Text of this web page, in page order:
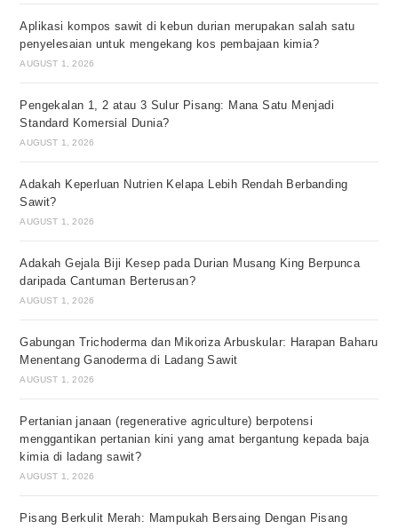
Aplikasi kompos sawit di kebun durian merupakan salah satu
penyelesaian untuk mengekang kos pembajaan kimia?
AUGUST 1, 2026
Pengekalan 1, 2 atau 3 Sulur Pisang: Mana Satu Menjadi
Standard Komersial Dunia?
AUGUST 1, 2026
Adakah Keperluan Nutrien Kelapa Lebih Rendah Berbanding
Sawit?
AUGUST 1, 2026
Adakah Gejala Biji Kesep pada Durian Musang King Berpunca
daripada Cantuman Berterusan?
AUGUST 1, 2026
Gabungan Trichoderma dan Mikoriza Arbuskular: Harapan Baharu
Menentang Ganoderma di Ladang Sawit
AUGUST 1, 2026
Pertanian janaan (regenerative agriculture) berpotensi
menggantikan pertanian kini yang amat bergantung kepada baja
kimia di ladang sawit?
AUGUST 1, 2026
Pisang Berkulit Merah: Mampukah Bersaing Dengan Pisang